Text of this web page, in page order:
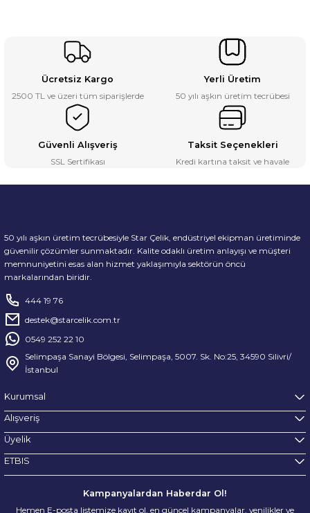
Ücretsiz Kargo
2500 TL ve üzeri tüm siparişlerde
Yerli Üretim
50 yılı aşkın üretim tecrübesi
Güvenli Alışveriş
SSL Sertifikası
Taksit Seçenekleri
Kredi kartına taksit ve havale
50 yılı aşkın üretim tecrübesiyle Star Çelik, endüstriyel ekipman üretiminde
güvenilir çözümler sunmaktadır. Kalite odaklı üretim anlayışı ve müşteri
memnuniyetini esas alan hizmet yaklaşımıyla sektörün öncü
markalarından biridir.
444 19 76
destek@starcelik.com.tr
0549 252 22 10
Selimpaşa Sanayi Bölgesi, Selimpaşa, 5007. Sk. No:25, 34590 Silivri/
İstanbul
Kurumsal
Alışveriş
Üyelik
ETBIS
Kampanyalardan Haberdar Ol!
Hemen E-posta listemize kayıt ol, en güncel kampanyalar, yenilikler ve